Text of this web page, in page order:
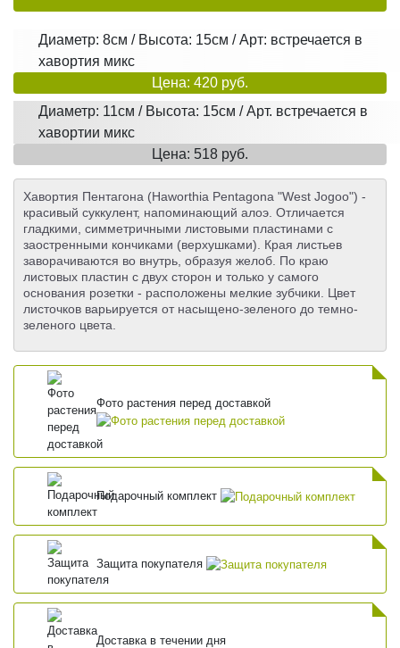
Диаметр: 8см / Высота: 15см / Арт: встречается в
хавортия микс
Цена: 420 руб.
Диаметр: 11см / Высота: 15см / Арт. встречается в
хавортии микс
Цена: 518 руб.
Хавортия Пентагона (Haworthia Pentagona "West Jogoo") -
красивый суккулент, напоминающий алоэ. Отличается
гладкими, симметричными листовыми пластинами с
заостренными кончиками (верхушками). Края листьев
заворачиваются во внутрь, образуя желоб. По краю
листовых пластин с двух сторон и только у самого
основания розетки - расположены мелкие зубчики. Цвет
листочков варьируется от насыщено-зеленого до темно-
зеленого цвета.
Фото растения перед доставкой
Подарочный комплект
Защита покупателя
Доставка в течении дня